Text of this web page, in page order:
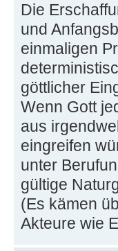
Die
und
einmaligen
göttlicher
Wenn Gott
aus
eingreifen
unter
gültige
(Es kämen
Akteure wie